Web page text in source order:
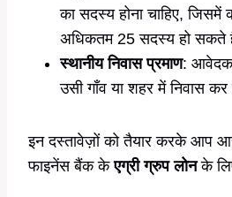
का सदस्य होना चाहिए,
अधिकतम 25 सदस्य हो सकते
स्थानीय निवास प्रमाण: आवेदक
उसी गाँव या शहर में निवास कर
इन दस्तावेज़ों को तैयार करके आप
फाइनेंस बैंक केएग्री ग्रुप लोनके